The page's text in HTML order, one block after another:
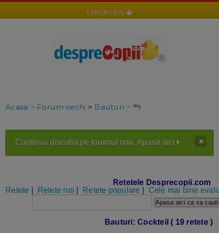
COMUNITATE
Acasa > Forum vechi > Bauturi >
Continua discutia pe forumul nou. Apasa aici
Retetele Desprecopii.com
Retete
Retete noi Retete populare Cele mai bine
Bauturi: Cockteil ( 19 retete )